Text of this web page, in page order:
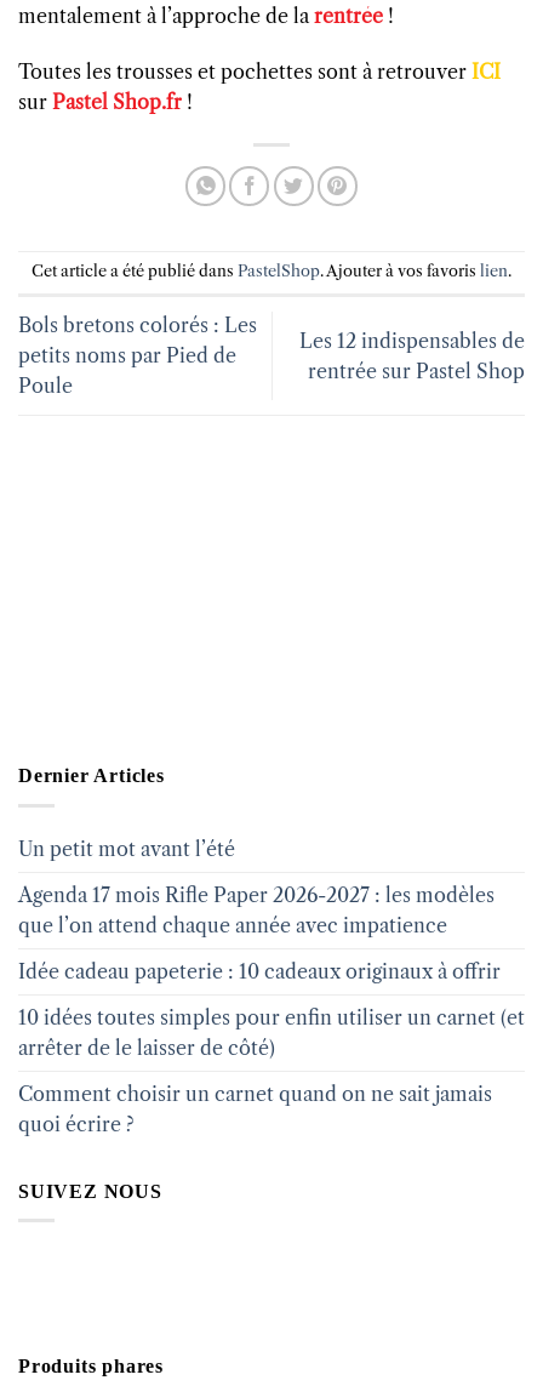
mentalement à l’approche de la rentrée !
Toutes les trousses et pochettes sont à retrouver ICI
sur Pastel Shop.fr !
Cet article a été publié dans PastelShop. Ajouter à vos favoris lien.
Bols bretons colorés : Les
petits noms par Pied de
Poule
Les 12 indispensables de
rentrée sur Pastel Shop
Dernier Articles
Un petit mot avant l’été
Agenda 17 mois Rifle Paper 2026-2027 : les modèles
que l’on attend chaque année avec impatience
Idée cadeau papeterie : 10 cadeaux originaux à offrir
10 idées toutes simples pour enfin utiliser un carnet (et
arrêter de le laisser de côté)
Comment choisir un carnet quand on ne sait jamais
quoi écrire ?
SUIVEZ NOUS
Produits phares